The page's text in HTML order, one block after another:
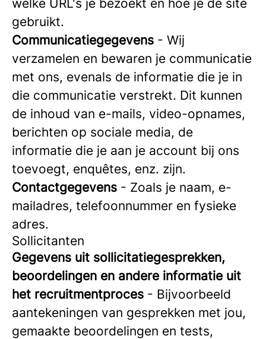
welke URL's je bezoekt en hoe je de site
gebruikt.
Communicatiegegevens - Wij
verzamelen en bewaren je communicatie
met ons, evenals de informatie die je in
die communicatie verstrekt. Dit kunnen
de inhoud van e-mails, video-opnames,
berichten op sociale media, de
informatie die je aan je account bij ons
toevoegt, enquêtes, enz. zijn.
Contactgegevens - Zoals je naam, e-
mailadres, telefoonnummer en fysieke
adres.
Sollicitanten
Gegevens uit sollicitatiegesprekken,
beoordelingen en andere informatie uit
het recruitmentproces - Bijvoorbeeld
aantekeningen van gesprekken met jou,
gemaakte beoordelingen en tests,